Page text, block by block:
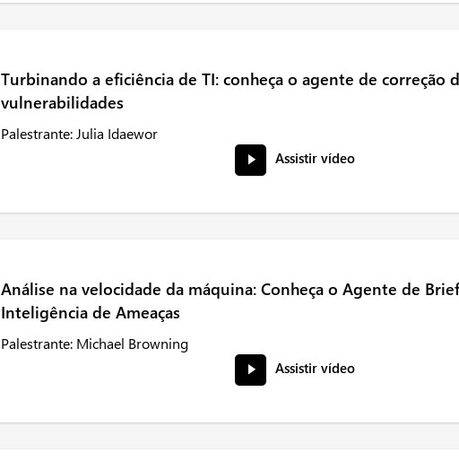
Turbinando a eficiência de TI: conheça o agente de correção
vulnerabilidades
Palestrante: Julia Idaewor
Assistir vídeo
Análise na velocidade da máquina: Conheça o Agente de
Inteligência de Ameaças
Palestrante: Michael Browning
Assistir vídeo